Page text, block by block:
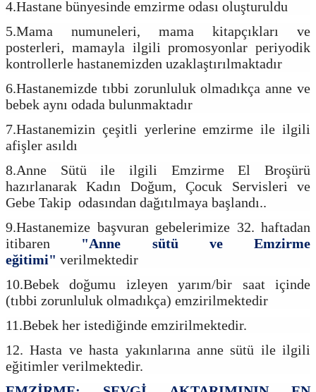
4.Hastane bünyesinde emzirme odası oluşturuldu
5.Mama numuneleri, mama kitapçıkları ve
posterleri, mamayla ilgili promosyonlar periyodik
kontrollerle hastanemizden uzaklaştırılmaktadır
6.Hastanemizde tıbbi zorunluluk olmadıkça anne ve
bebek aynı odada bulunmaktadır
7.Hastanemizin çeşitli yerlerine emzirme ile ilgili
afişler asıldı
8.Anne Sütü ile ilgili Emzirme El Broşürü
hazırlanarak Kadın Doğum, Çocuk Servisleri ve
Gebe Takip odasından dağıtılmaya başlandı..
9.Hastanemize başvuran gebelerimize 32. haftadan
itibaren "Anne sütü ve Emzirme
eğitimi" verilmektedir
10.Bebek doğumu izleyen yarım/bir saat içinde
(tıbbi zorunluluk olmadıkça) emzirilmektedir
11.Bebek her istediğinde emzirilmektedir.
12. Hasta ve hasta yakınlarına anne sütü ile ilgili
eğitimler verilmektedir.